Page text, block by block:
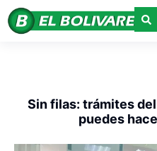
Sin filas: trámites
puedes